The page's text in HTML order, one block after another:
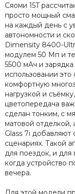
Сяоми 15T
просто мощный
на каждый день с
автономности и
Dimensity 8400-
модулем 50 Мп и
5500 мАч и
использовании
комфортную
нагрузкой и
цветопередача
сделан тонким, с
матовой отделкой,
Glass 7i добавляют
сценариях. Такой
для поездок, и для
когда устройство
вечера.